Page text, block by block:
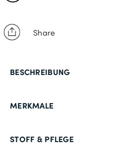
Share
MERKMALE
BESCHREIBUNG
STOFF & PFLEGE